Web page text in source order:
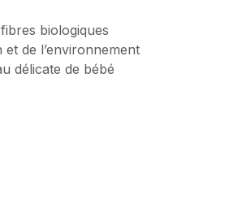
biologiques
de l’environnement
délicate de bébé